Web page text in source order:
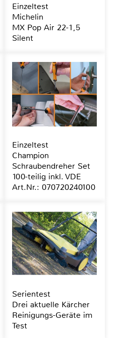
Einzeltest
Michelin
MX Pop Air 22-1,5
Silent
Einzeltest
Champion
Schraubendreher Set
100-teilig inkl. VDE
Art.Nr.: 070720240100
Serientest
Drei aktuelle Kärcher
Reinigungs-Geräte im
Test